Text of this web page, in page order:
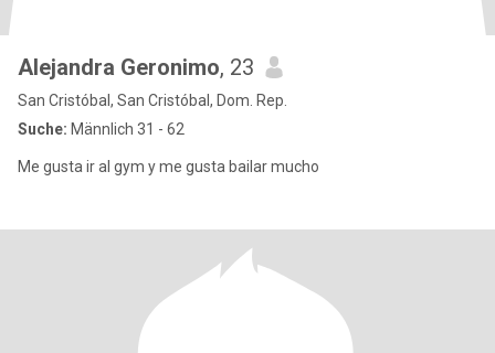
Alejandra Geronimo, 23
San Cristóbal, San Cristóbal, Dom. Rep.
Suche: Männlich 31 - 62
Me gusta ir al gym y me gusta bailar mucho